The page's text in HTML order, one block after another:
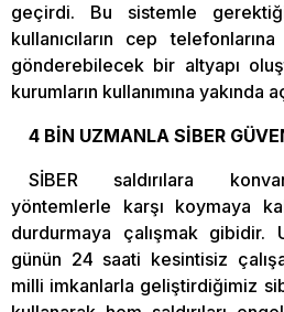
geçirdi. Bu sistemle
kullanıcıların cep
gönderebilecek bir altyapı
kurumların kullanımına yakında
4 BİN UZMANLA SİBER
SİBER saldırılara
yöntemlerle karşı koymaya
durdurmaya çalışmak gibidir.
günün 24 saati kesintisiz
milli imkanlarla geliştirdiğimiz